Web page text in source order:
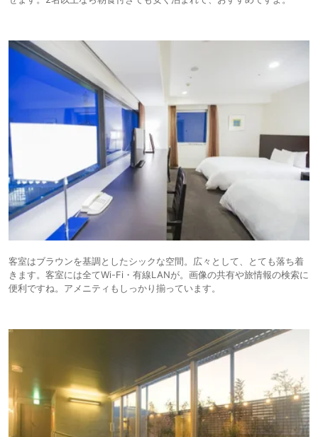
客室はブラウンを基調としたシックな空間。広々として、とても落ち着
きます。客室には全てWi-Fi・有線LANが。画像の共有や旅情報の検索に
便利ですね。アメニティもしっかり揃っています。